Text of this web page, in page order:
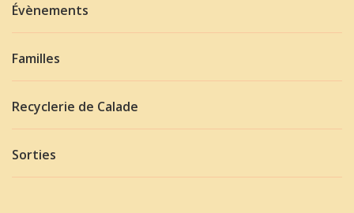
Évènements
Familles
Recyclerie de Calade
Sorties